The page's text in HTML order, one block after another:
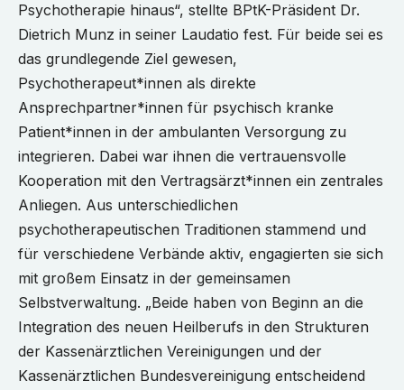
Psychotherapie hinaus“, stellte BPtK-Präsident Dr.
Dietrich Munz in seiner Laudatio fest. Für beide sei es
das grundlegende Ziel gewesen,
Psychotherapeut*innen als direkte
Ansprechpartner*innen für psychisch kranke
Patient*innen in der ambulanten Versorgung zu
integrieren. Dabei war ihnen die vertrauensvolle
Kooperation mit den Vertragsärzt*innen ein zentrales
Anliegen. Aus unterschiedlichen
psychotherapeutischen Traditionen stammend und
für verschiedene Verbände aktiv, engagierten sie sich
mit großem Einsatz in der gemeinsamen
Selbstverwaltung. „Beide haben von Beginn an die
Integration des neuen Heilberufs in den Strukturen
der Kassenärztlichen Vereinigungen und der
Kassenärztlichen Bundesvereinigung entscheidend